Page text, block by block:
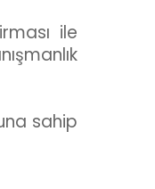
ile
sahip